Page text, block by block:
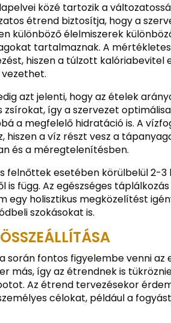
közé tartozik a
étrend biztosítja, hogy a
különböző élelmiszerek
tartalmaznak. A
hiszen a túlzott kalóriabevitel
azt jelenti, hogy az ételek
így a szervezet
a megfelelő hidratáció is. A
hiszen a víz részt vesz a
és a méregtelenítésben.
felnőttek esetében körülbelül 2-3
is függ. Az egészséges
egy holisztikus megközelítést
szokásokat is.
során fontos figyelembe venni az
más, így az étrendnek is
Az étrend tervezésekor
célokat, például a